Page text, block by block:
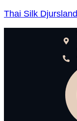
Thai Silk Djursland